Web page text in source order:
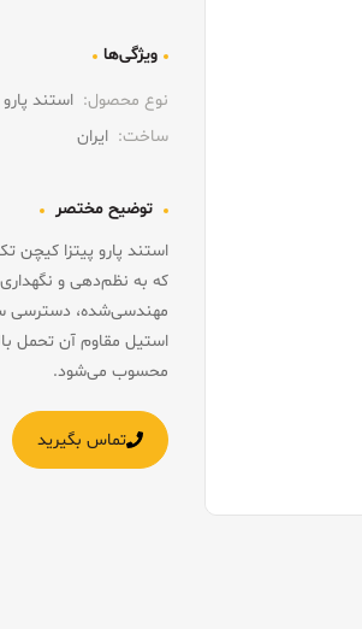
استند پارو پیتزا کیچن
که به نظم‌دهی و
مهندسی‌شده، دسترسی
استیل مقاوم آن تحمل
محسوب می‌شود.
ویژگی‌ها
نوع محصول: استند پارو
ساخت: ایران
توضیح مختصر
تماس بگیرید